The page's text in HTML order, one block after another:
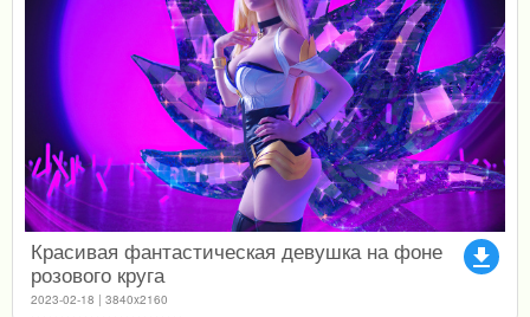
file_download
Красивая фантастическая девушка на фоне
розового круга
2023-02-18 | 3840x2160